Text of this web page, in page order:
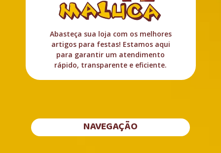
Abasteça sua loja com os melhores
artigos para festas! Estamos aqui
para garantir um atendimento
rápido, transparente e eficiente.
NAVEGAÇÃO